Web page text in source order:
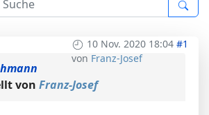
10 Nov. 2020 18:04 #1
von Franz-Josef
von Franz-Josef